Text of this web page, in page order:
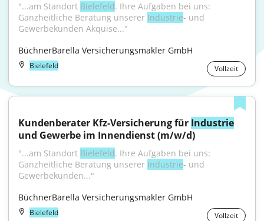
"...am Standort Bielefeld. Ihre Aufgaben bei uns:
Ganzheitliche Beratung unserer Industrie- und
Gewerbekunden Akquise..."
BüchnerBarella Versicherungsmakler GmbH
Bielefeld Vollzeit
Kundenberater Kfz-Versicherung für Industrie
und Gewerbe im Innendienst (m/w/d)
"...am Standort Bielefeld. Ihre Aufgaben bei uns:
Ganzheitliche Beratung unserer Industrie- und
Gewerbekunden..."
BüchnerBarella Versicherungsmakler GmbH
Bielefeld Vollzeit